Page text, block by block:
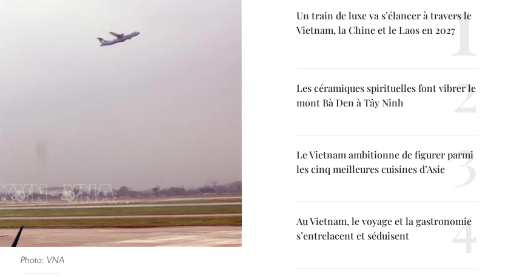
Photo: VNA
Un train de luxe va s’élancer à travers le
Vietnam, la Chine et le Laos en 2027
Les céramiques spirituelles font vibrer le
mont Bà Den à Tây Ninh
Le Vietnam ambitionne de figurer parmi
les cinq meilleures cuisines d’Asie
Au Vietnam, le voyage et la gastronomie
s’entrelacent et séduisent